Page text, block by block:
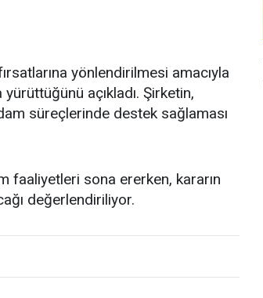
yönlendirilmesi amacıyla
açıkladı. Şirketin,
süreçlerinde destek sağlaması
faaliyetleri sona ererken, kararın
değerlendiriliyor.